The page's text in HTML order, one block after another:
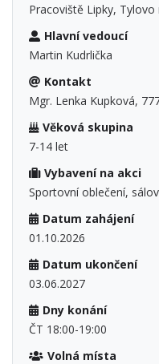
Pracoviště Lipky,
Hlavní vedoucí
Martin Kudrlička
Kontakt
Mgr. Lenka Kupková,
Věková skupina
7-14 let
Vybavení na akci
Sportovní oblečení,
Datum zahájení
01.10.2026
Datum ukončení
03.06.2027
Dny konání
ČT 18:00-19:00
Volná místa